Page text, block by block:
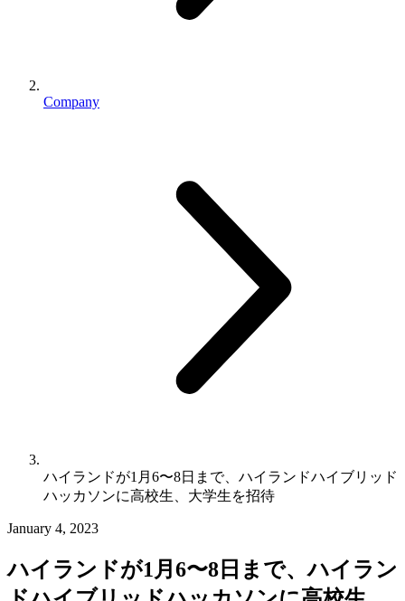
Company
ハイランドが1月6〜8日まで、ハイランドハイブリッド
ハッカソンに高校生、大学生を招待
January 4, 2023
ハイランドが1月6〜8日まで、ハイラン